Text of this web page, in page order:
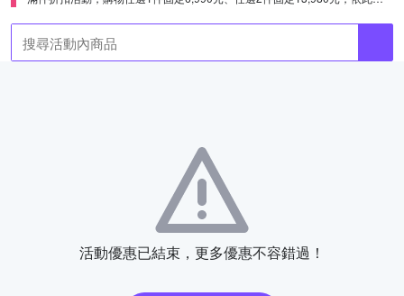
活動優惠已結束，更多優惠不容錯過！